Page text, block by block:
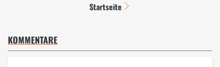
Startseite
KOMMENTARE